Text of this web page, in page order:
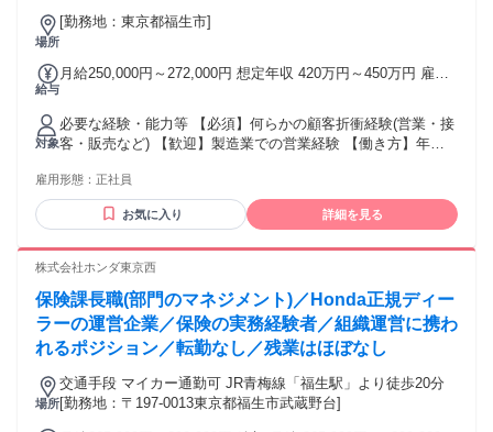
置：電気を蓄える機能を持つ装置。過酷な温度環境に
も対応できる耐久性を備えており、様々なインフラ分
場所
[勤務地：東京都福生市]
給与
月給250,000円～272,000円 想定年収 420万円～450万円 雇用
給￥250,000～￥272,000 基本給￥250,000～￥272,000を含む/
月 ■賞与実績:年2回(夏季冬季)昇給年1回 諸手当：通勤手当
（会社規定に基づき支給）、残業手当（残業時間に応じて別
途支給） 試用期間 有 期間：6ヶ月 備考：変更無
対象
必要な経験・能力等 【必須】何らかの顧客折衝経験(営業・接
客・販売など) 【歓迎】製造業での営業経験 【働き方】年休
スタイル】 新規の飛び込み営業ではなく、お問い合わせいた
だいた顧客や代理店からの紹介案件への対応が中心です。入
社後は、まずこれら既存の見込み顧客に対するヒアリングや
談の進め方については、習熟するまで先輩営業が同行しなが
くため、営業経験が浅い方でも安心して成長できる環境で
す。 学歴・資格 学歴：大学院 大学 高専 短大 専修学校 高校
語学力： 資格：第一種運転免許普通自動車
雇用形態： 正社員
お気に入り 詳細を見る
株式会社ホンダ東京西
保険課長職(部門のマネジメント)／Honda正規ディー
ラーの運営企業／保険の実務経験者／組織運営に携わ
れるポジション／転勤なし／残業はほぼなし
場所
交通手段 マイカー通勤可 JR青梅線「福生駅」より徒歩20分
[勤務地：〒197-0013東京都福生市武蔵野台]